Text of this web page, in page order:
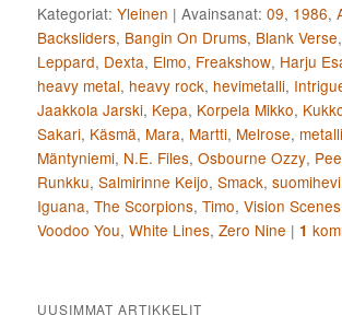
Kategoriat: Yleinen |Avainsanat: 09, 1986,
Backsliders, Bangin On Drums, Blank Verse,
Leppard, Dexta, Elmo, Freakshow, Harju
heavy metal, heavy rock, hevimetalli,
Jaakkola Jarski, Kepa, Korpela Mikko,
Sakari, Käsmä, Mara, Martti, Melrose, metalli
Mäntyniemi, N.E. Files,Osbourne Ozzy,
Runkku,Salmirinne Keijo,Smack,suomihevi
Iguana,The Scorpions,Timo,Vision
Voodoo You,White Lines,Zero Nine | 1
UUSIMMAT ARTIKKELIT